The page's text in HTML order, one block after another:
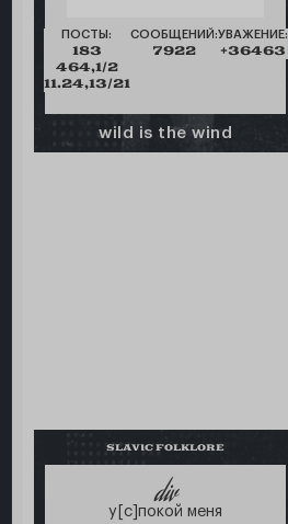
ПОСТЫ:
183
464,1/2
11.24,13/21
СООБЩЕНИЙ:
7922
УВАЖЕНИЕ:
+36463
wild is the wind
SLAVIC FOLKLORE
div
у[с]покой меня